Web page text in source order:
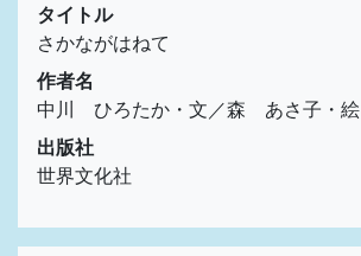
タイトル
さかながはねて
作者名
中川 ひろたか・文／森 あさ子・絵
出版社
世界文化社